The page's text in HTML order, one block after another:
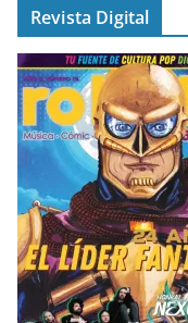
Revista Digital